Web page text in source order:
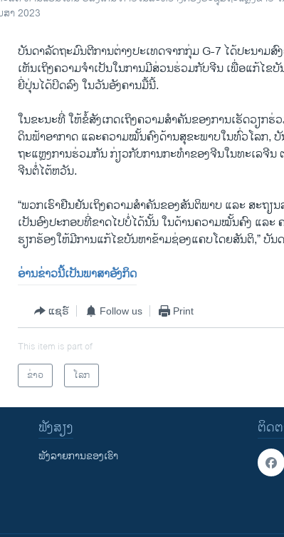
າ 2023
ບັນດາລັດຖະມົນຕີການຕ່າງປະເທດຈາກກຸ່ມ G-7 ໄດ້ປະນາມສົ
ເຫັນເຖິງຄວາມຈຳເປັນໃນການມີສ່ວນຮ່ວມກັບຈີນ ເພື່ອແກ້ໄ
ຍີ່ປຸ່ນໄດ້ປິດລົງ ໃນວັນອັງຄານມື້ນີ້.
ໃນຂະນະທີ່ ໃຫ້ຂໍ້ສັງເກດເຖິງຄວາມສໍາຄັນຂອງການເຮັດວຽກ
ດິນຟ້າອາກາດ ແລະຄວາມໝັ້ນຄົງດ້ານສຸຂະພາບໃນທົ່ວໂລກ,
ຖະແຫຼງການຮ່ວມກັນ ກ່ຽວກັບການກະທໍາຂອງຈີນໃນທະເລຈີ
ຈີນຕໍ່ໄຕ້ຫວັນ.
“ພວກ​ເຮົາ​ຢືນຢັນ​ເຖິງ​ຄວາມ​ສຳຄັນ​ຂອງ​ສັນຕິພາບ ​ແລະ ສະຖ
ເປັນອົງປະກອບທີ່ຂາດໄປບໍ່ໄດ້ນັ້ນ ໃນດ້ານ​ຄວາມ​ໝັ້ນຄົງ ​ແລະ
ຮຽກຮ້ອງ​ໃຫ້​ມີ​ການ​ແກ້​ໄຂ​ບັນຫາ​ຂ້າມ​ຊ່ອງ​ແຄບ​ໂດຍ​ສັນຕິ,” ບັນ
ອ່ານຂ່າວນີ້ເປັນພາສາອັງກິດ
ແຊຣ໌ Follow us Print
This item is part of
ຂ່າວ
ໂລກ
ຕິດ
ຟັງສຽງ
ຟັງລາຍການຂອງເຮົາ